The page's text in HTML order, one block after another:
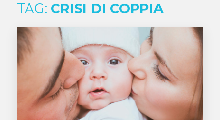
TAG: CRISI DI COPPIA